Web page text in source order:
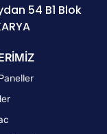
54 B1 Blok